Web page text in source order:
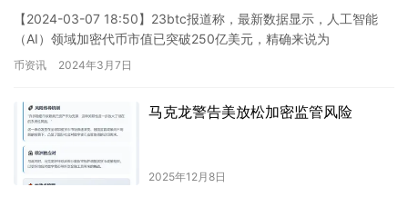
【2024-03-07 18:50】23btc报道称，最新数据显示，人工智能
（AI）领域加密代币市值已突破250亿美元，精确来说为
25,141,588,567美元，24小时增长率高…
币资讯 2024年3月7日
马克龙警告美放松加密监管风险
2025年12月8日